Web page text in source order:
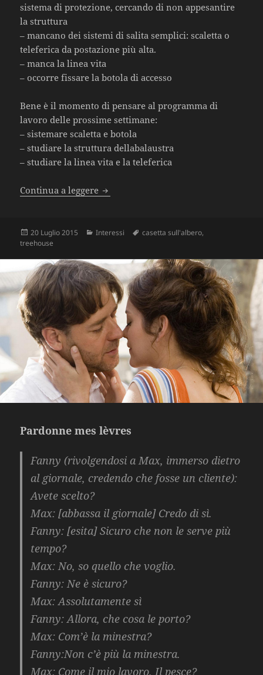
sistema di protezione, cercando di non appesantire
la struttura
– mancano dei sistemi di salita semplici: scaletta o
teleferica da postazione più alta.
– manca la linea vita
– occorre fissare la botola di accesso
Bene è il momento di pensare al programma di
lavoro delle prossime settimane:
– sistemare scaletta e botola
– studiare la struttura dellabalaustra
– studiare la linea vita e la teleferica
Continua a leggere Treehouse – Anno nuovo, nuovi
Scritto
il
20 Luglio 2015 Categorie
Interessi Tag
casetta sull'albero,
treehouse
Pardonne mes lèvres
Fanny (rivolgendosi a Max, immerso dietro
al giornale, credendo che fosse un cliente):
Avete scelto?
Max: [abbassa il giornale] Credo di sì.
Fanny: [esita] Sicuro che non le serve più
tempo?
Max: No, so quello che voglio.
Fanny: Ne è sicuro?
Max: Assolutamente sì
Fanny: Allora, che cosa le porto?
Max: Com’è la minestra?
Fanny:Non c’è più la minestra.
Max: Come il mio lavoro. Il pesce?